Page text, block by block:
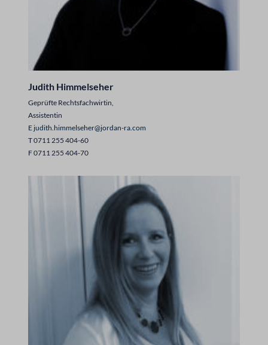
Judith Himmelseher
Geprüfte Rechtsfachwirtin,
Assistentin
E judith.himmelseher@jordan-ra.com
T 0711 255 404-60
F 0711 255 404-70